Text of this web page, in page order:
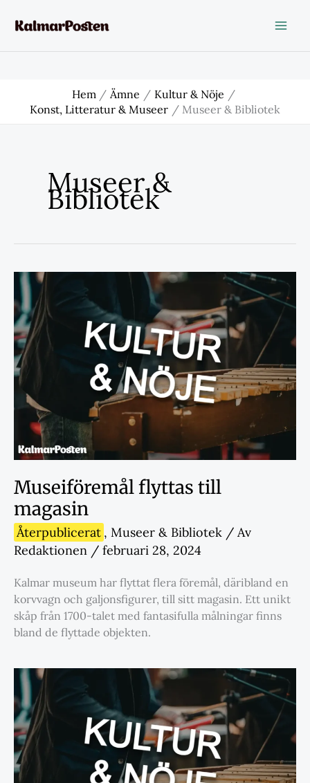
Hem Ämne
Kultur & Nöje
Konst, Litteratur & Museer
Museer & Bibliotek
Museer &
Bibliotek
Museiföremål flyttas till
magasin
Återpublicerat , Museer & Bibliotek / Av
Redaktionen / februari 28, 2024
Kalmar museum har flyttat flera föremål, däribland en
korvvagn och galjonsfigurer, till sitt magasin. Ett unikt
skåp från 1700-talet med fantasifulla målningar finns
bland de flyttade objekten.